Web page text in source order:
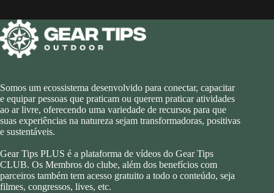
Somos um ecossistema desenvolvido para conectar, capacitar
e equipar pessoas que praticam ou querem praticar atividades
ao ar livre, oferecendo uma variedade de recursos para que
suas experiências na natureza sejam transformadoras, positivas
e sustentáveis.
Gear Tips PLUS é a plataforma de vídeos do Gear Tips
CLUB. Os Membros do clube, além dos benefícios com
parceiros também tem acesso gratuito a todo o conteúdo, seja
filmes, congressos, lives, etc.